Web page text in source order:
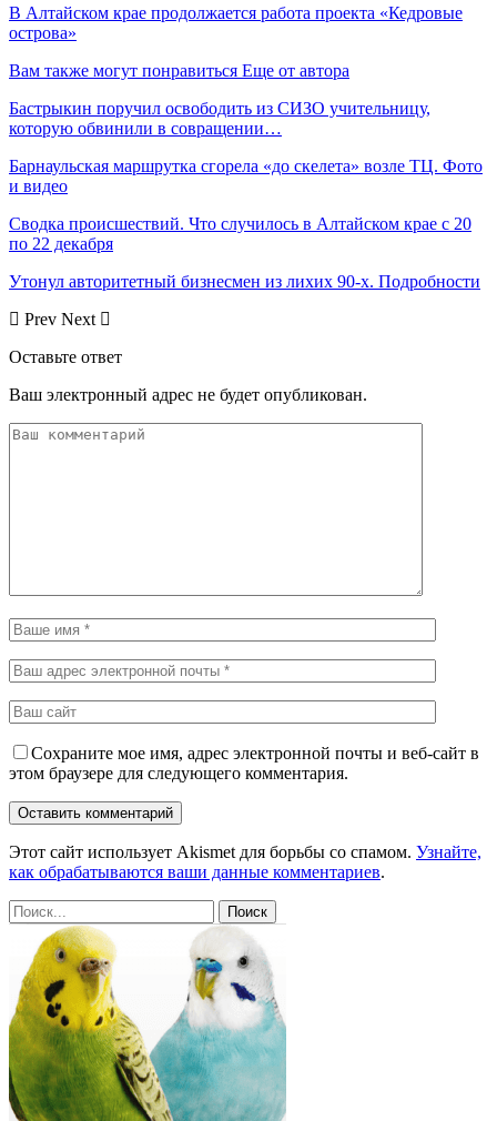
В Алтайском крае продолжается работа проекта «Кедровые
острова»
Вам также могут понравиться Еще от автора
Бастрыкин поручил освободить из СИЗО учительницу,
которую обвинили в совращении…
Барнаульская маршрутка сгорела «до скелета» возле ТЦ. Фото
и видео
Сводка происшествий. Что случилось в Алтайском крае с 20
по 22 декабря
Утонул авторитетный бизнесмен из лихих 90-х. Подробности
Prev Next
Оставьте ответ
Ваш электронный адрес не будет опубликован.
Сохраните мое имя, адрес электронной почты и веб-сайт в
этом браузере для следующего комментария.
Этот сайт использует Akismet для борьбы со спамом. Узнайте,
как обрабатываются ваши данные комментариев.